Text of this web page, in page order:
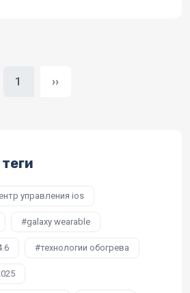
1 Следующая страница
››
управления ios
galaxy wearable
технологии обогрева